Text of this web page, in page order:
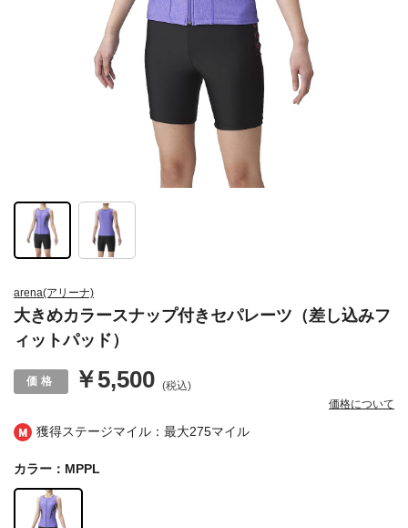
獲得ステージマイル：最大275マイル
arena(アリーナ)
大きめカラースナップ付きセパレーツ（差し込みフ
ィットパッド）
￥5,500 (税込)
価格について
カラー：MPPL